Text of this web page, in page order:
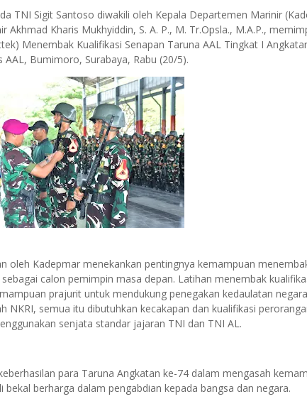
TNI Sigit Santoso diwakili oleh Kepala Departemen Marinir
Kharis Mukhyiddin, S. A. P., M. Tr.Opsla., M.A.P.,
Menembak Kualifikasi Senapan Taruna AAL Tingkat I
AAL, Bumimoro, Surabaya, Rabu (20/5).
oleh Kadepmar menekankan pentingnya kemampuan
calon pemimpin masa depan. Latihan menembak
prajurit untuk mendukung penegakan kedaulatan
NKRI, semua itu dibutuhkan kecakapan dan kualifikasi
senjata standar jajaran TNI dan TNI AL.
para Taruna Angkatan ke-74 dalam mengasah
berharga dalam pengabdian kepada bangsa dan negara.